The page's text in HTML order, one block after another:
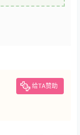
给TA赞助